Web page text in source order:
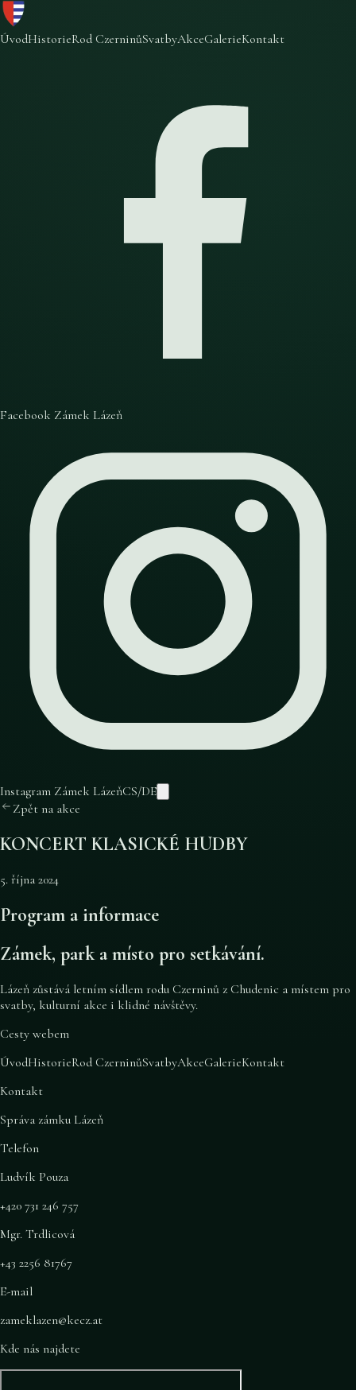
ÚvodHistorieRod CzerninůSvatbyAkceGalerieKontakt
Facebook Zámek Lázeň
Instagram Zámek LázeňCS/DE
Zpět na akce
KONCERT KLASICKÉ HUDBY
5. října 2024
Program a informace
Zámek, park a místo pro setkávání.
Lázeň zůstává letním sídlem rodu Czerninů z Chudenic a místem pro
svatby, kulturní akce i klidné návštěvy.
Cesty webem
ÚvodHistorieRod CzerninůSvatbyAkceGalerieKontakt
Kontakt
Správa zámku Lázeň
Telefon
Ludvík Pouza
+420 731 246 757
Mgr. Trdlicová
+43 2256 81767
E-mail
zameklazen@kecz.at
Kde nás najdete